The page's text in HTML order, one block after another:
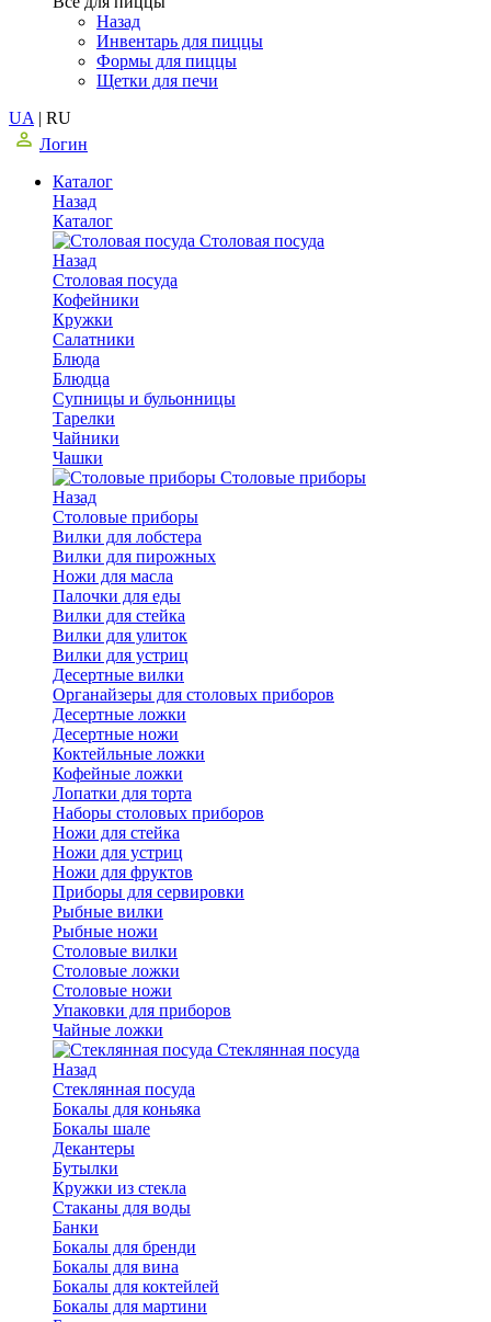
Назад
Инвентарь для пиццы
Формы для пиццы
Щетки для печи
UA | RU
Логин
Каталог
Назад
Каталог
Столовая посуда
Назад
Столовая посуда
Кофейники
Кружки
Салатники
Блюда
Блюдца
Супницы и бульонницы
Тарелки
Чайники
Чашки
Cтоловые приборы
Назад
Cтоловые приборы
Вилки для лобстера
Вилки для пирожных
Ножи для масла
Палочки для еды
Вилки для стейка
Вилки для улиток
Вилки для устриц
Десертные вилки
Органайзеры для столовых приборов
Десертные ложки
Десертные ножи
Коктейльные ложки
Кофейные ложки
Лопатки для торта
Наборы столовых приборов
Ножи для стейка
Ножи для устриц
Ножи для фруктов
Приборы для сервировки
Рыбные вилки
Рыбные ножи
Столовые вилки
Столовые ложки
Столовые ножи
Упаковки для приборов
Чайные ложки
Стеклянная посуда
Назад
Стеклянная посуда
Бокалы для коньяка
Бокалы шале
Декантеры
Бутылки
Кружки из стекла
Стаканы для воды
Банки
Бокалы для бренди
Бокалы для вина
Бокалы для коктейлей
Бокалы для мартини